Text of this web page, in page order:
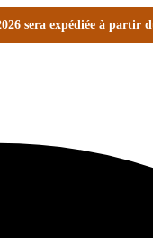
sera expédiée à partir